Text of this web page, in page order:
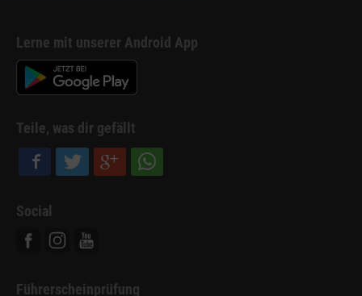
Lerne mit unserer Android App
Teile, was dir gefällt
Social
Führerscheinprüfung